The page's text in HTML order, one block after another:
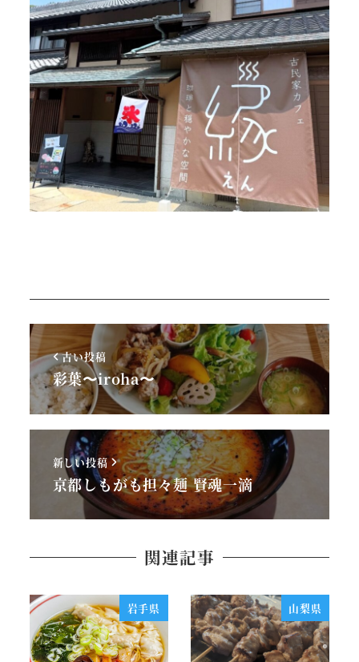
古い投稿
彩葉〜iroha〜
新しい投稿
京都しもがも担々麺 賢魂一滴
関連記事
岩手県 山梨県